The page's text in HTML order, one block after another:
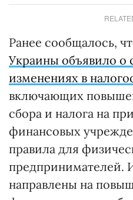
Ранее сообщалось,
Украины объявило о
изменениях в
включающих
сбора и налога на
финансовых
правила для
предпринимателей.
направлены на